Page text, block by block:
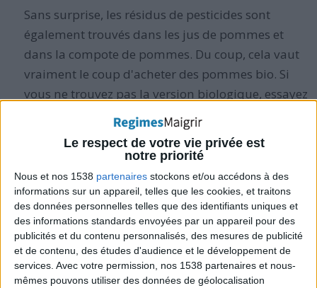
Le respect de votre vie privée est
notre priorité
Nous et nos 1538 partenaires stockons et/ou accédons à des
informations sur un appareil, telles que les cookies, et traitons
des données personnelles telles que des identifiants uniques et
des informations standards envoyées par un appareil pour des
publicités et du contenu personnalisés, des mesures de publicité
et de contenu, des études d'audience et le développement de
services. Avec votre permission, nos 1538 partenaires et nous-
mêmes pouvons utiliser des données de géolocalisation
Sans surprise, les résidus de pesticides sont
également trouvés dans les jus de pommes et
dans la compote de pommes. Du coup, cela vaut
vraiment le coup d'acheter des pommes bio. Si
vous ne trouvez pas la version biologique, essayez
des alternatives plus sûres comme la pastèque,
les bananes, les mandarines.
Certains experts recommandent d'éplucher ce
fruit pour réduire l'exposition aux restes
chimiques, mais soyez conscients que vous
supprimez égalementbeaucoup des nutriments
bénéfiques présents dans ce fruit.